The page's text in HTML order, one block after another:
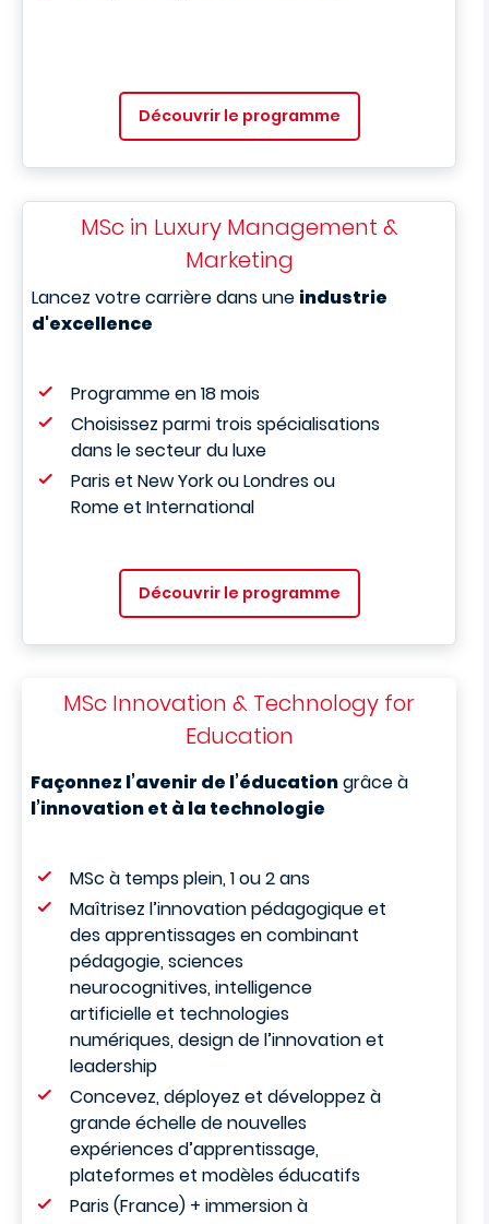
Découvrir le programme
MSc in Luxury Management &
Marketing
Lancez votre carrière dans une industrie
d'excellence
Programme en 18 mois
Choisissez parmi trois spécialisations
dans le secteur du luxe
Paris et New York ou Londres ou
Rome et International
Découvrir le programme
MSc Innovation & Technology for
Education
Façonnez l’avenir de l’éducationgrâce à
l’innovation et à la technologie
MSc à temps plein, 1 ou 2 ans
Maîtrisez l’innovation pédagogique et
des apprentissages en combinant
pédagogie, sciences
neurocognitives, intelligence
artificielle et technologies
numériques, design de l’innovation et
leadership
Concevez, déployez et développez à
grande échelle de nouvelles
expériences d’apprentissage,
plateformes et modèles éducatifs
Paris (France) + immersion à